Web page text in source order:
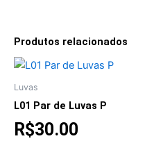
Produtos relacionados
Luvas
L01 Par de Luvas P
R$30.00